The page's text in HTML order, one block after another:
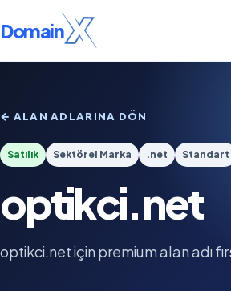
Domain
← ALAN ADLARINA DÖN
Satılık Sektörel Marka .net Standart
optikci.net
optikci.net için premium alan adı